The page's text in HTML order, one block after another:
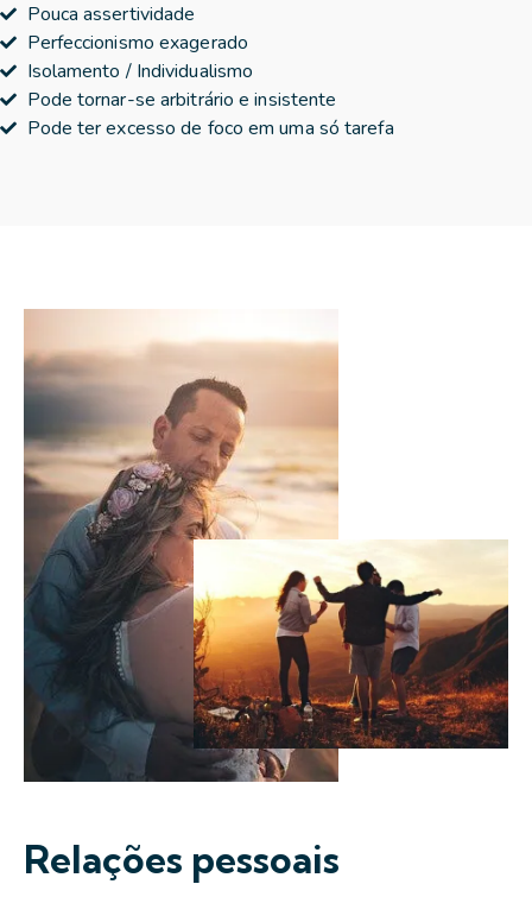
Pouca assertividade
Perfeccionismo exagerado
Isolamento / Individualismo
Pode tornar-se arbitrário e insistente
Pode ter excesso de foco em uma só tarefa
Relações pessoais